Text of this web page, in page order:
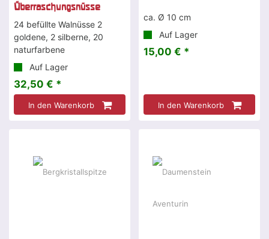
Überraschungsnüsse
24 befüllte Walnüsse 2
goldene, 2 silberne, 20
naturfarbene
Auf Lager
32,50 € *
In den Warenkorb
ca. Ø 10 cm
Auf Lager
15,00 € *
In den Warenkorb